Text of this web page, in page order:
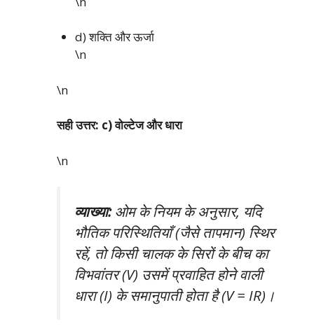
d) शक्ति और ऊर्जा
\n
\n
सही उत्तर: c) वोल्टेज और धारा
\n
व्याख्या:ओम के नियम के अनुसार, यदि
भौतिक परिस्थितियाँ (जैसे तापमान) स्थिर
रहें, तो किसी चालक के सिरों के बीच का
विभवांतर (V) उसमें प्रवाहित होने वाली
धारा (I) के समानुपाती होता है (V = IR)।